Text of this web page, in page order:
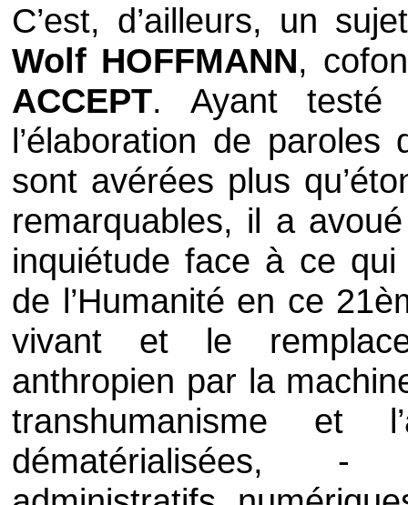
C’est, d’ailleurs, un
Wolf HOFFMANN,
ACCEPT. Ayant testé
l’élaboration de
sont avérées plus
remarquables, il a
inquiétude face à ce
de l’Humanité en ce
vivant et le
anthropien par la
transhumanisme et
dématérialisées, -